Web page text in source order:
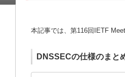
本記事では、第116回IETF
DNSSECの仕様のまと